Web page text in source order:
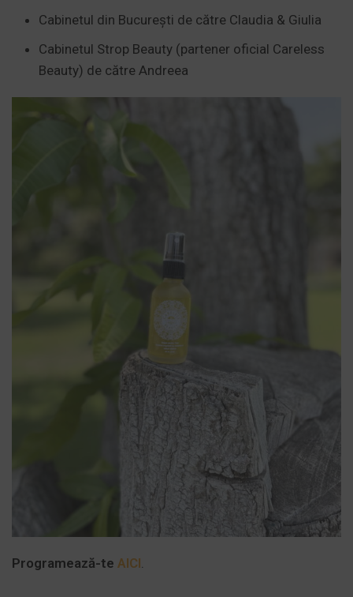
Cabinetul din București de către Claudia & Giulia
Cabinetul Strop Beauty (partener oficial Careless
Beauty) de către Andreea
Programează-te AICI.